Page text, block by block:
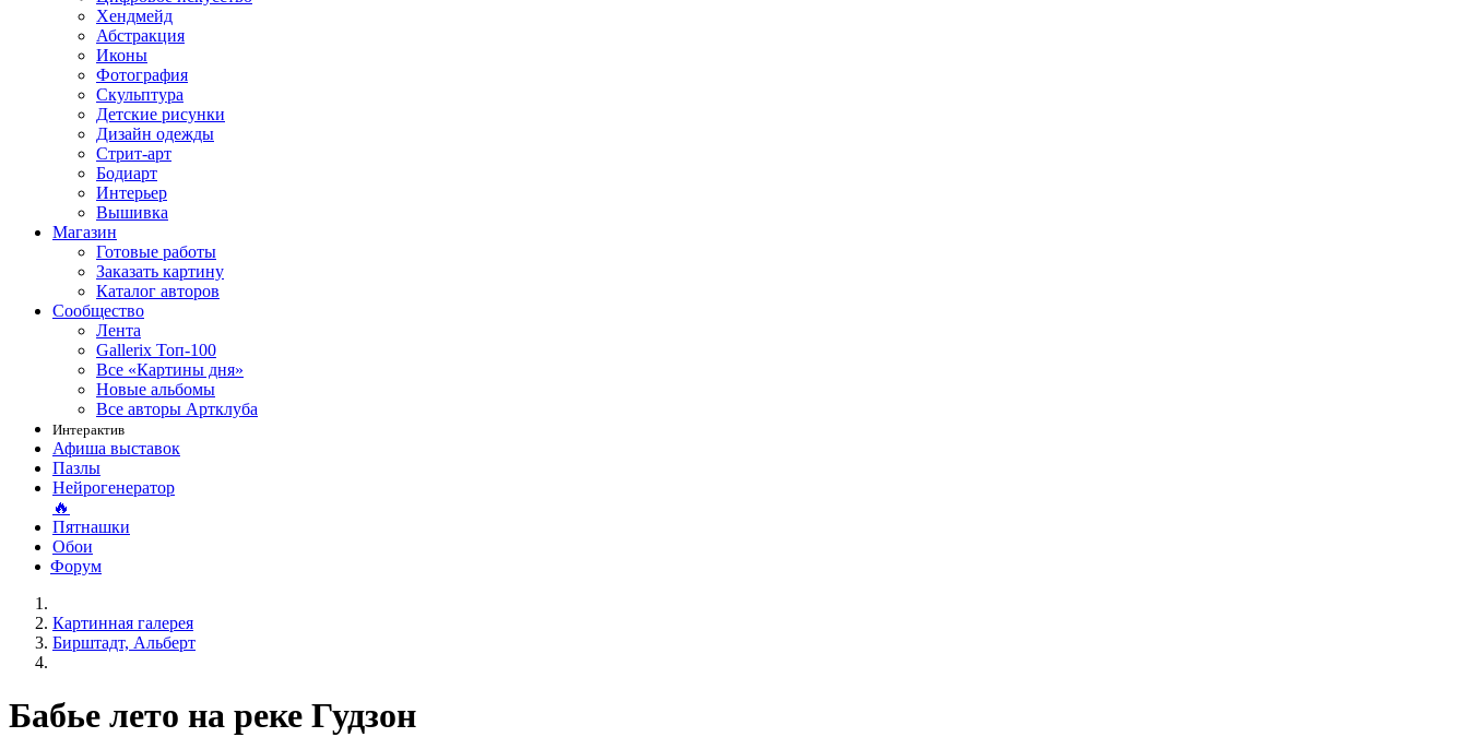
Хендмейд
Абстракция
Иконы
Фотография
Скульптура
Детские рисунки
Дизайн одежды
Стрит-арт
Бодиарт
Интерьер
Вышивка
Магазин
Готовые работы
Заказать картину
Каталог авторов
Сообщество
Лента
Gallerix Топ-100
Все «Картины дня»
Новые альбомы
Все авторы Артклуба
Интерактив
Афиша выставок
Пазлы
Нейрогенератор
🔥
Пятнашки
Обои
Форум
Картинная галерея
Бирштадт, Альберт
Бабье лето на реке Гудзон